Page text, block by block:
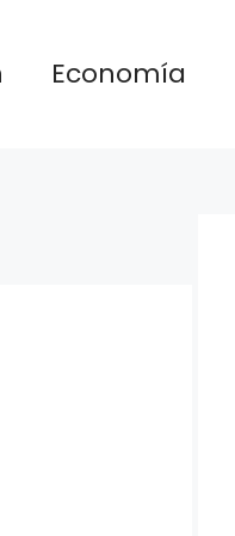
Economía